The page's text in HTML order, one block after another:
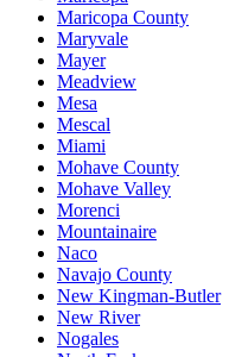
Maricopa County
Maryvale
Mayer
Meadview
Mesa
Mescal
Miami
Mohave County
Mohave Valley
Morenci
Mountainaire
Naco
Navajo County
New Kingman-Butler
New River
Nogales